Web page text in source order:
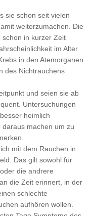
sie schon seit vielen
weiterzumachen. Die
in kurzer Zeit
im Alter
in den Atemorganen
des Nichtrauchens
und seien sie ab
Untersuchungen
heimlich
machen um zu
mit dem Rauchen in
Das gilt sowohl für
die andrere
die Zeit erinnert, in der
schlechte
aufhören wollen.